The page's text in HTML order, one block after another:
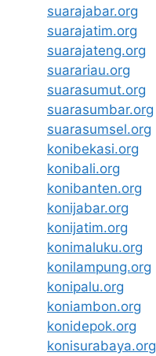
suarajabar.org
suarajatim.org
suarajateng.org
suarariau.org
suarasumut.org
suarasumbar.org
suarasumsel.org
konibekasi.org
konibali.org
konibanten.org
konijabar.org
konijatim.org
konimaluku.org
konilampung.org
konipalu.org
koniambon.org
konidepok.org
konisurabaya.org